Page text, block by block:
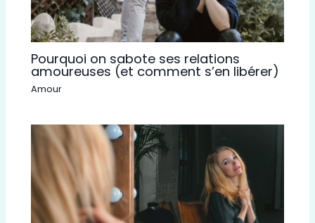
Pourquoi on sabote ses relations
amoureuses (et comment s’en libérer)
Amour